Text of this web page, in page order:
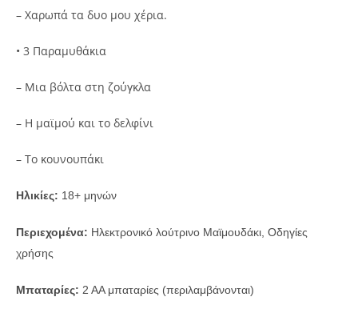
– Χαρωπά τα δυο μου χέρια.
• 3 Παραμυθάκια
– Μια βόλτα στη ζούγκλα
– Η μαϊμού και το δελφίνι
– Το κουνουπάκι
Ηλικίες: 18+ μηνών
Περιεχομένα: Ηλεκτρονικό λούτρινο Μαϊμουδάκι, Οδηγίες
χρήσης
Μπαταρίες: 2 ΑΑ μπαταρίες (περιλαμβάνονται)